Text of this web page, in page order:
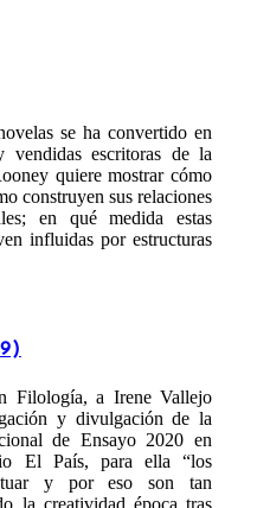
se ha convertido en
vendidas escritoras de la
quiere mostrar cómo
construyen sus relaciones
en qué medida estas
influidas por estructuras
Filología, a Irene Vallejo
y divulgación de la
de Ensayo 2020 en
El País, para ella “los
y por eso son tan
la creatividad época tras